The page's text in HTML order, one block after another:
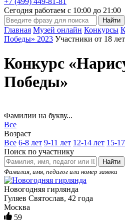
Сегодня работаем с 10:00 до 21:00
Главная Музей онлайн Конкурсы
Победы» 2023 Участники от 18 лет
Конкурс
Победы»
Фамилии на букву...
Все
Возраст
Все 6-8 лет 9-11 лет 12-14 лет 15-
Поиск по участнику
Найти
Фамилия, имя, педагог или номер заявки
Новогодняя гирлянда
Гуляев Святослав, 42 года
Москва
59